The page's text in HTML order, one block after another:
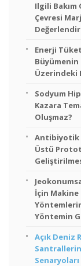
Ilgili
Çevresi
Enerji
Büyümenin
Üzerindeki
Sodyum
Kazara
Oluşmaz?
Antibiyotik
Üstü
İçin Makine
Yöntemin
Açık Deniz